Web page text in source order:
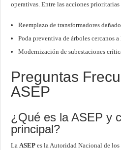
operativas. Entre las acciones
Reemplazo de transformadores
Poda preventiva de árboles cercanos
Modernización de subestaciones
Preguntas
ASEP
¿Qué es la ASEP y
principal?
LaASEP es la Autoridad Nacional de